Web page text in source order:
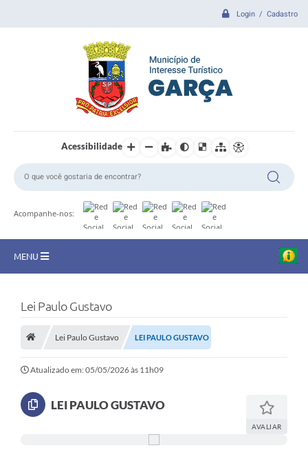
Login / Cadastro
Acessibilidade
Acompanhe-nos:
MENU
Prefeitura
DIÁRIO OFICIAL
OUVIDORIA
Lei Paulo Gustavo
Lei Paulo Gustavo LEI PAULO GUSTAVO
Atualizado em: 05/05/2026 às 11h09
LEI PAULO GUSTAVO
AVALIAR